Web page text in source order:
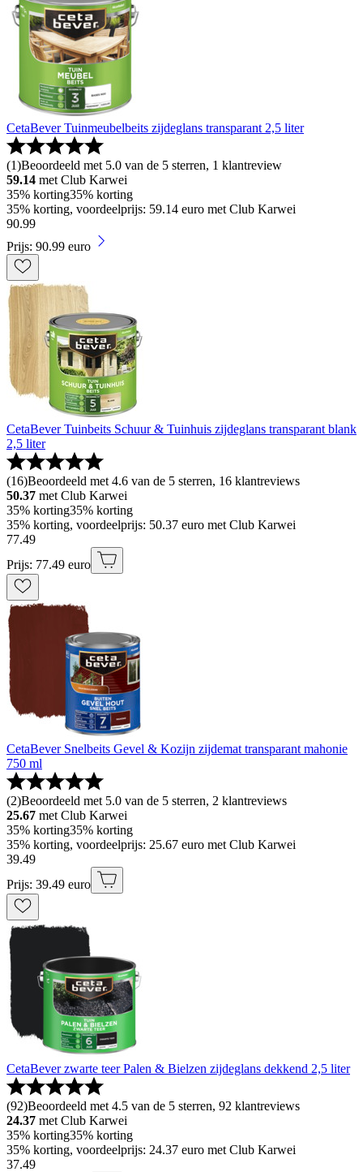
CetaBever Tuinmeubelbeits zijdeglans transparant 2,5 liter
(1)Beoordeeld met 5.0 van de 5 sterren, 1 klantreview
59.14 met Club Karwei
35% korting35% korting
35% korting, voordeelprijs: 59.14 euro met Club Karwei
90.99
Prijs: 90.99 euro
CetaBever Tuinbeits Schuur & Tuinhuis zijdeglans transparant blank
2,5 liter
(16)Beoordeeld met 4.6 van de 5 sterren, 16 klantreviews
50.37 met Club Karwei
35% korting35% korting
35% korting, voordeelprijs: 50.37 euro met Club Karwei
77.49
Prijs: 77.49 euro
CetaBever Snelbeits Gevel & Kozijn zijdemat transparant mahonie
750 ml
(2)Beoordeeld met 5.0 van de 5 sterren, 2 klantreviews
25.67 met Club Karwei
35% korting35% korting
35% korting, voordeelprijs: 25.67 euro met Club Karwei
39.49
Prijs: 39.49 euro
CetaBever zwarte teer Palen & Bielzen zijdeglans dekkend 2,5 liter
(92)Beoordeeld met 4.5 van de 5 sterren, 92 klantreviews
24.37 met Club Karwei
35% korting35% korting
35% korting, voordeelprijs: 24.37 euro met Club Karwei
37.49